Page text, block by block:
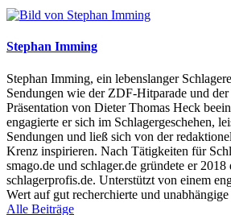
Stephan Imming
Stephan Imming, ein lebenslanger
Sendungen wie der ZDF-Hitparade und der
Präsentation von Dieter Thomas Heck
engagierte er sich im Schlagergeschehen,
Sendungen und ließ sich von der
Krenz inspirieren. Nach Tätigkeiten für
smago.de und schlager.de gründete er
schlagerprofis.de. Unterstützt von einem
Wert auf gut recherchierte und
Alle Beiträge